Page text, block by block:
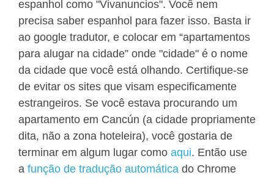
espanhol como "Vivanuncios". Você nem
precisa saber espanhol para fazer isso. Basta ir
ao google tradutor, e colocar em “apartamentos
para alugar na cidade” onde "cidade" é o nome
da cidade que você está olhando. Certifique-se
de evitar os sites que visam especificamente
estrangeiros. Se você estava procurando um
apartamento em Cancún (a cidade propriamente
dita, não a zona hoteleira), você gostaria de
terminar em algum lugar como aqui. Então use
a função de tradução automática do Chrome